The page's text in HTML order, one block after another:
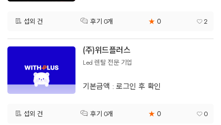
섭외 건 후기 0개 ★ 0 2
(주)위드플러스
Led 렌탈 전문 기업
기본금액 : 로그인 후 확인
섭외 건 후기 0개 ★ 0 0